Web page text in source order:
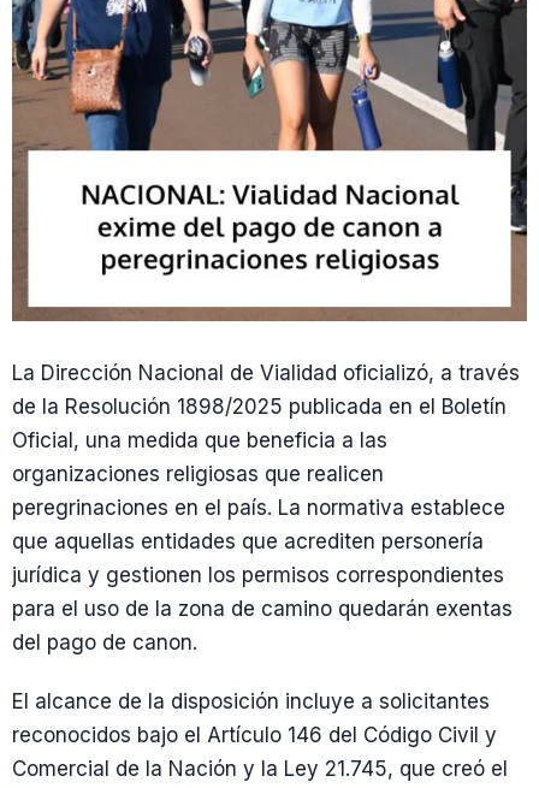
La Dirección Nacional de Vialidad oficializó, a través
de la Resolución 1898/2025 publicada en el Boletín
Oficial, una medida que beneficia a las
organizaciones religiosas que realicen
peregrinaciones en el país. La normativa establece
que aquellas entidades que acrediten personería
jurídica y gestionen los permisos correspondientes
para el uso de la zona de camino quedarán exentas
del pago de canon.
El alcance de la disposición incluye a solicitantes
reconocidos bajo el Artículo 146 del Código Civil y
Comercial de la Nación y la Ley 21.745, que creó el